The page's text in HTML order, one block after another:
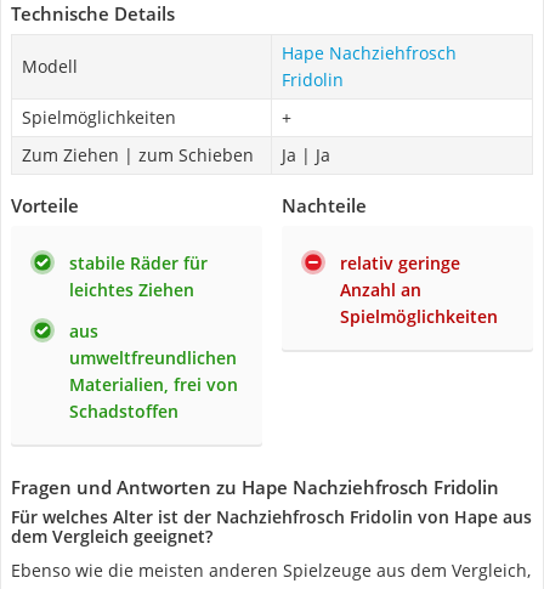
Technische Details
Modell
Hape Nachziehfrosch
Fridolin
Spielmöglichkeiten
+
Zum Ziehen | zum Schieben
Ja | Ja
Vorteile
stabile Räder für
leichtes Ziehen
aus
umweltfreundlichen
Materialien, frei von
Schadstoffen
Nachteile
relativ geringe
Anzahl an
Spielmöglichkeiten
Fragen und Antworten zu Hape Nachziehfrosch Fridolin
Für welches Alter ist der Nachziehfrosch Fridolin von Hape aus
dem Vergleich geeignet?
Ebenso wie die meisten anderen Spielzeuge aus dem Vergleich,